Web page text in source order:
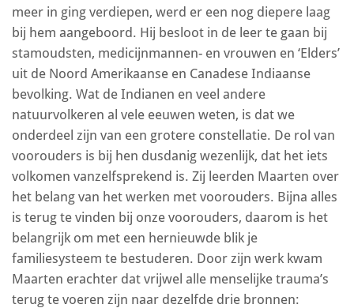
meer in ging verdiepen, werd er een nog diepere laag
bij hem aangeboord. Hij besloot in de leer te gaan bij
stamoudsten, medicijnmannen- en vrouwen en ‘Elders’
uit de Noord Amerikaanse en Canadese Indiaanse
bevolking. Wat de Indianen en veel andere
natuurvolkeren al vele eeuwen weten, is dat we
onderdeel zijn van een grotere constellatie. De rol van
voorouders is bij hen dusdanig wezenlijk, dat het iets
volkomen vanzelfsprekend is. Zij leerden Maarten over
het belang van het werken met voorouders. Bijna alles
is terug te vinden bij onze voorouders, daarom is het
belangrijk om met een hernieuwde blik je
familiesysteem te bestuderen. Door zijn werk kwam
Maarten erachter dat vrijwel alle menselijke trauma’s
terug te voeren zijn naar dezelfde drie bronnen: